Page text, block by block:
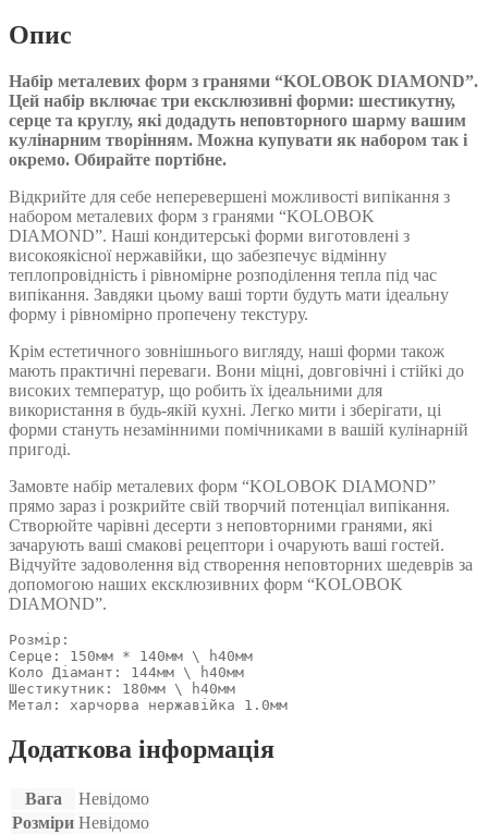
Опис
Набір металевих форм з гранями “KOLOBOK DIAMOND”.
Цей набір включає три ексклюзивні форми: шестикутну,
серце та круглу, які додадуть неповторного шарму вашим
кулінарним творінням. Можна купувати як набором так і
окремо. Обирайте портібне.
Відкрийте для себе неперевершені можливості випікання з
набором металевих форм з гранями “KOLOBOK
DIAMOND”. Наші кондитерські форми виготовлені з
високоякісної нержавійки, що забезпечує відмінну
теплопровідність і рівномірне розподілення тепла під час
випікання. Завдяки цьому ваші торти будуть мати ідеальну
форму і рівномірно пропечену текстуру.
Крім естетичного зовнішнього вигляду, наші форми також
мають практичні переваги. Вони міцні, довговічні і стійкі до
високих температур, що робить їх ідеальними для
використання в будь-якій кухні. Легко мити і зберігати, ці
форми стануть незамінними помічниками в вашій кулінарній
пригоді.
Замовте набір металевих форм “KOLOBOK DIAMOND”
прямо зараз і розкрийте свій творчий потенціал випікання.
Створюйте чарівні десерти з неповторними гранями, які
зачарують ваші смакові рецептори і очарують ваші гостей.
Відчуйте задоволення від створення неповторних шедеврів за
допомогою наших ексклюзивних форм “KOLOBOK
DIAMOND”.
Розмір:
Серце: 150мм * 140мм \ h40мм
Коло Діамант: 144мм \ h40мм
Шестикутник: 180мм \ h40мм
Метал: харчорва нержавійка 1.0мм
Додаткова інформація
Вага
Невідомо
Розміри Невідомо